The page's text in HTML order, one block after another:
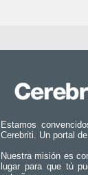
Estamos
Cerebriti. Un portal
Nuestra misión es
lugar para que tú